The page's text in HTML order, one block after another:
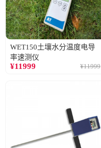
WET150土壤水分温度电导
率速测仪
¥11999 ¥11999